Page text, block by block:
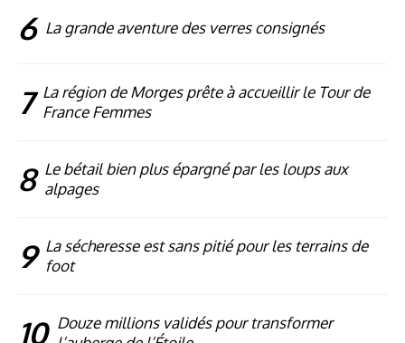
6 La grande aventure des verres consignés
7 La région de Morges prête à accueillir le Tour de
France Femmes
8 Le bétail bien plus épargné par les loups aux
alpages
9 La sécheresse est sans pitié pour les terrains de
foot
10 Douze millions validés pour transformer